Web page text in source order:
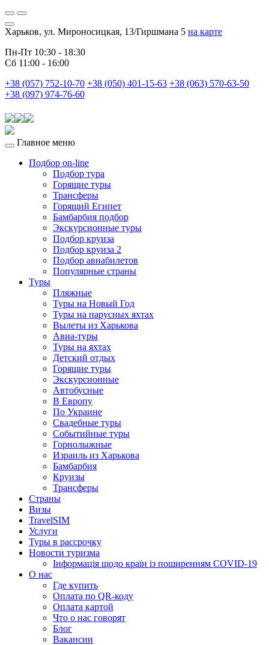
Харьков, ул. Мироносицкая, 13/Гиршмана 5 на карте
Пн-Пт 10:30 - 18:30
Сб 11:00 - 16:00
+38 (057) 752-10-70 +38 (050) 401-15-63 +38 (063) 570-63-50
+38 (097) 974-76-60
Главное меню
Подбор on-line
Подбор тура
Горящие туры
Трансферы
Горящий Египет
Бамбарбия подбор
Экскурсионные туры
Подбор круиза
Подбор круиза 2
Подбор авиабилетов
Популярные страны
Туры
Пляжные
Туры на Новый Год
Туры на парусных яхтах
Вылеты из Харькова
Авиа-туры
Туры на яхтах
Детский отдых
Горящие туры
Экскурсионные
Автобусные
В Европу
По Украине
Свадебные туры
Событийные туры
Горнолыжные
Израиль из Харькова
Бамбарбия
Круизы
Трансферы
Страны
Визы
TravelSIM
Услуги
Туры в рассрочку
Новости туризма
Інформація щодо країн із поширенням COVID-19
О нас
Где купить
Оплата по QR-коду
Оплата картой
Что о нас говорят
Блог
Вакансии